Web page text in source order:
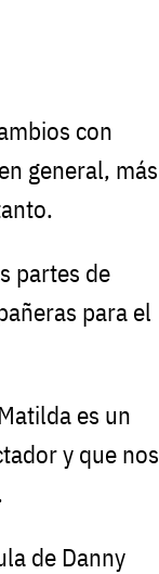
con
general, más
partes de
para el
es un
y que nos
de Danny